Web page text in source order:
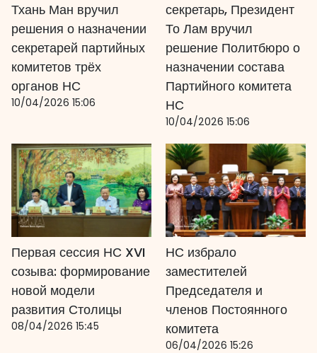
Тхань Ман вручил
решения о назначении
секретарей партийных
комитетов трёх
органов НС
10/04/2026 15:06
секретарь, Президент
То Лам вручил
решение Политбюро о
назначении состава
Партийного комитета
НС
10/04/2026 15:06
Первая сессия НС XVI
созыва: формирование
новой модели
развития Столицы
08/04/2026 15:45
НС избрало
заместителей
Председателя и
членов Постоянного
комитета
06/04/2026 15:26